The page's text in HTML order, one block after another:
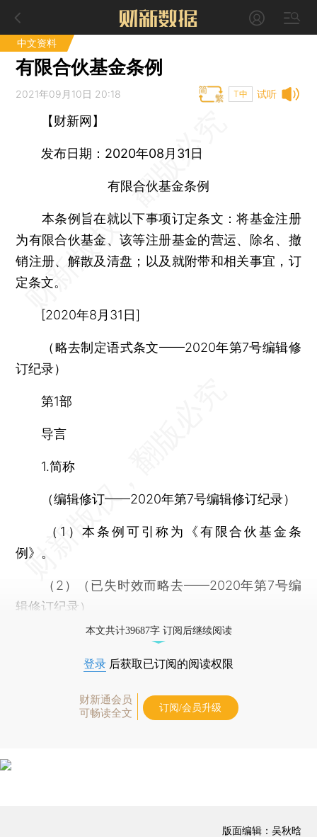
中文资料
有限合伙基金条例
试听
2021年09月10日 20:18 T中
【财新网】
发布日期：2020年08月31日
有限合伙基金条例
本条例旨在就以下事项订定条文：将基金注册
为有限合伙基金、该等注册基金的营运、除名、撤
销注册、解散及清盘；以及就附带和相关事宜，订
定条文。
[2020年8月31日]
（略去制定语式条文——2020年第7号编辑修
订纪录）
第1部
导言
1.简称
（编辑修订——2020年第7号编辑修订纪录）
（1）本条例可引称为《有限合伙基金条
例》。
（2）（已失时效而略去——2020年第7号编
辑修订纪录）
本文共计39687字 订阅后继续阅读
登录 后获取已订阅的阅读权限
财新通会员
可畅读全文
订阅/会员升级
版面编辑：吴秋晗